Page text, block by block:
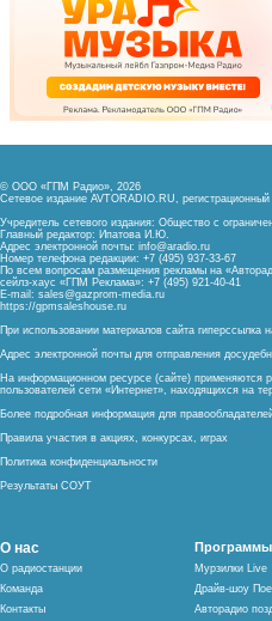
© ООО «ГПМ Радио», 2026
Сетевое издание AVTORADIO.RU,
Учредитель сетевого издания: Общество с
Главный редактор: Ипатова И.Ю.
Адрес электронной почты: info@aradio.ru
Номер телефона редакции: +7 (495) 937-33-67
По всем вопросам размещения рекламы на
сейлз-хаус «ГПМ Реклама»: +7 (495) 921-40-41
E-mail: sales@gazprom-media.ru
https://gpmsaleshouse.ru
При использовании материалов сайта гиперссылка
Адрес электронной почты для отправления
На информационном ресурсе (сайте) применяются
пользователей сети «Интернет», находящихся на
Более подробная информация для
Правила участия в акциях, конкурсах, играх
Политика конфиденциальности
Результаты СОУТ
О нас
О радиостанции
Команда
Контакты
Программы
Мурзилки Live
Драйв-шоу
Авторадио